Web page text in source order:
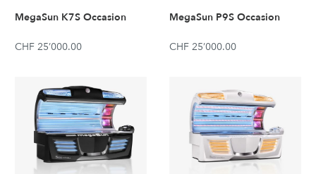
MegaSun K7S Occasion
CHF 25’000.00
MegaSun P9S Occasion
CHF 25’000.00